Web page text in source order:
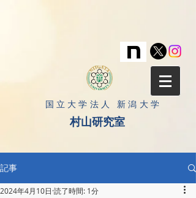
​国立大学法人 新潟大学
村山研究室
記事
2024年4月10日 読了時間: 1分